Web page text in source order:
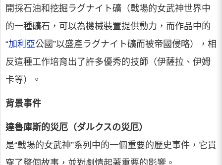
開採石油和挖掘ラグナイト礦（戰場的女武神世界中
的一種礦石，可以為機械裝置提供動力，而作品中的
“加利亞公國”以盛產ラグナイト礦而被帝國侵略），相
反這種工作培育出了許多優秀的技師（伊薩拉、伊姆
卡等）。
背景事件
達魯庫斯的災厄（ダルクスの災厄）
是“戰場的女武神”系列中的一個重要的歷史事件，它貫
穿了整個故事，並對劇情起著重要的影響。